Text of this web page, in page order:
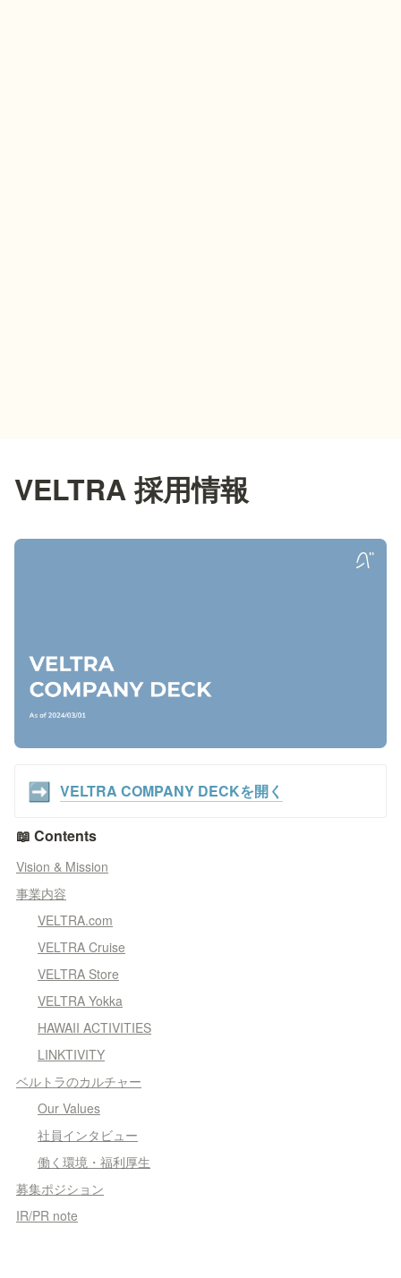
VELTRA 採用情報
➡️ VELTRA COMPANY DECKを開く
📖 Contents
Vision & Mission
事業内容
VELTRA.com
VELTRA Cruise
VELTRA Store
VELTRA Yokka
HAWAII ACTIVITIES
LINKTIVITY
ベルトラのカルチャー
Our Values
社員インタビュー
働く環境・福利厚生
募集ポジション
IR/PR note